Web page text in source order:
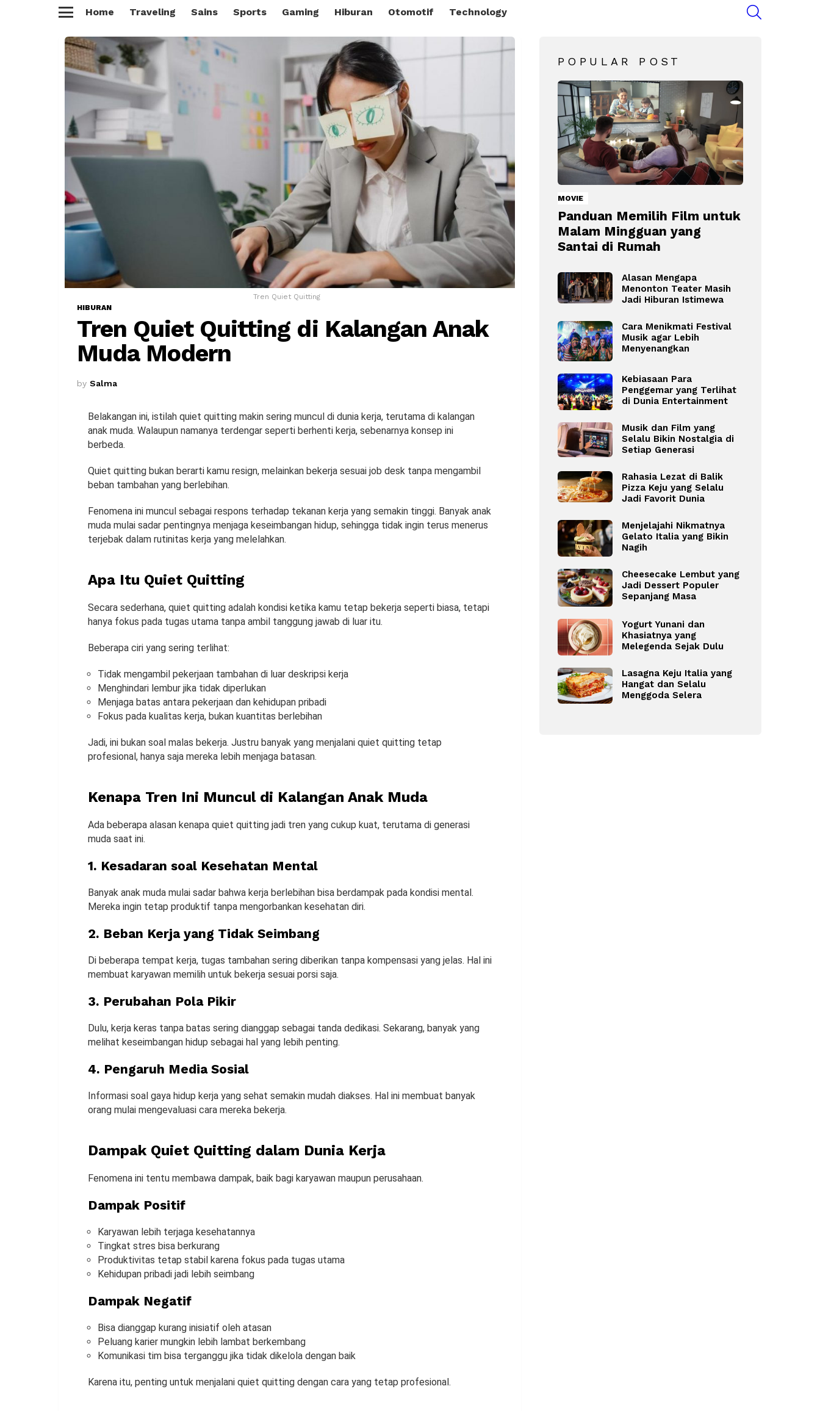
Home Traveling Sains Sports Gaming Hiburan Otomotif Technology
Tren Quiet Quitting
HIBURAN
Tren Quiet Quitting di Kalangan Anak
Muda Modern
by Salma
Belakangan ini, istilah quiet quitting makin sering muncul di dunia kerja, terutama di kalangan
anak muda. Walaupun namanya terdengar seperti berhenti kerja, sebenarnya konsep ini
berbeda.
Quiet quitting bukan berarti kamu resign, melainkan bekerja sesuai job desk tanpa mengambil
beban tambahan yang berlebihan.
Fenomena ini muncul sebagai respons terhadap tekanan kerja yang semakin tinggi. Banyak anak
muda mulai sadar pentingnya menjaga keseimbangan hidup, sehingga tidak ingin terus menerus
terjebak dalam rutinitas kerja yang melelahkan.
Apa Itu Quiet Quitting
Secara sederhana, quiet quitting adalah kondisi ketika kamu tetap bekerja seperti biasa, tetapi
hanya fokus pada tugas utama tanpa ambil tanggung jawab di luar itu.
Beberapa ciri yang sering terlihat:
Tidak mengambil pekerjaan tambahan di luar deskripsi kerja
Menghindari lembur jika tidak diperlukan
Menjaga batas antara pekerjaan dan kehidupan pribadi
Fokus pada kualitas kerja, bukan kuantitas berlebihan
Jadi, ini bukan soal malas bekerja. Justru banyak yang menjalani quiet quitting tetap
profesional, hanya saja mereka lebih menjaga batasan.
Kenapa Tren Ini Muncul di Kalangan Anak Muda
Ada beberapa alasan kenapa quiet quitting jadi tren yang cukup kuat, terutama di generasi
muda saat ini.
1. Kesadaran soal Kesehatan Mental
Banyak anak muda mulai sadar bahwa kerja berlebihan bisa berdampak pada kondisi mental.
Mereka ingin tetap produktif tanpa mengorbankan kesehatan diri.
2. Beban Kerja yang Tidak Seimbang
Di beberapa tempat kerja, tugas tambahan sering diberikan tanpa kompensasi yang jelas. Hal ini
membuat karyawan memilih untuk bekerja sesuai porsi saja.
3. Perubahan Pola Pikir
Dulu, kerja keras tanpa batas sering dianggap sebagai tanda dedikasi. Sekarang, banyak yang
melihat keseimbangan hidup sebagai hal yang lebih penting.
4. Pengaruh Media Sosial
Informasi soal gaya hidup kerja yang sehat semakin mudah diakses. Hal ini membuat banyak
orang mulai mengevaluasi cara mereka bekerja.
Dampak Quiet Quitting dalam Dunia Kerja
Fenomena ini tentu membawa dampak, baik bagi karyawan maupun perusahaan.
Dampak Positif
Karyawan lebih terjaga kesehatannya
Tingkat stres bisa berkurang
Produktivitas tetap stabil karena fokus pada tugas utama
Kehidupan pribadi jadi lebih seimbang
Dampak Negatif
Bisa dianggap kurang inisiatif oleh atasan
Peluang karier mungkin lebih lambat berkembang
Komunikasi tim bisa terganggu jika tidak dikelola dengan baik
Karena itu, penting untuk menjalani quiet quitting dengan cara yang tetap profesional.
POPULAR POST
MOVIE
Panduan Memilih Film untuk
Malam Mingguan yang
Santai di Rumah
Alasan Mengapa
Menonton Teater Masih
Jadi Hiburan Istimewa
Cara Menikmati Festival
Musik agar Lebih
Menyenangkan
Kebiasaan Para
Penggemar yang Terlihat
di Dunia Entertainment
Musik dan Film yang
Selalu Bikin Nostalgia di
Setiap Generasi
Rahasia Lezat di Balik
Pizza Keju yang Selalu
Jadi Favorit Dunia
Menjelajahi Nikmatnya
Gelato Italia yang Bikin
Nagih
Cheesecake Lembut yang
Jadi Dessert Populer
Sepanjang Masa
Yogurt Yunani dan
Khasiatnya yang
Melegenda Sejak Dulu
Lasagna Keju Italia yang
Hangat dan Selalu
Menggoda Selera